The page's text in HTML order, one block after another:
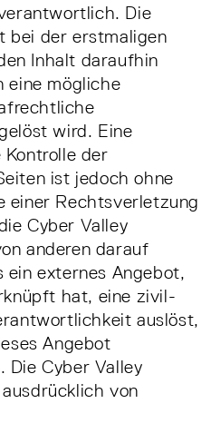
Die
bei der erstmaligen
Inhalt daraufhin
eine mögliche
wird. Eine
der
ist jedoch ohne
einer Rechtsverletzung
Cyber Valley
anderen darauf
ein externes Angebot,
hat, eine zivil-
auslöst,
Angebot
Die Cyber Valley
von